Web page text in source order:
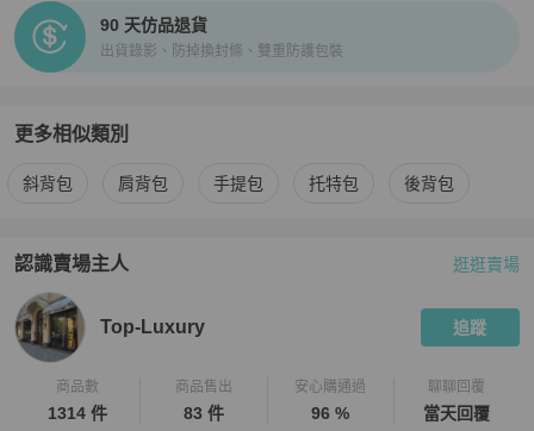
90 天仿品退貨
出貨錄影、防掉換封條、雙重防護包裝
更多相似類別
更多Miu Miu 女包相似商品推薦
斜背包 肩背包 手提包 托特包 後背包
認識賣場主人
PopChill 拍拍圈嚴選賣家
逛逛賣場
Top-Luxury 追蹤
商品數
1314 件
商品售出
83 件
安心購通過
96 %
聊聊回覆
當天回覆